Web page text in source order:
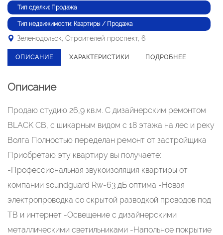
Тип сделки: Продажа
Тип недвижимости: Квартиры / Продажа
Зеленодольск, Строителей проспект, 6
ОПИСАНИЕ ХАРАКТЕРИСТИКИ ПОДРОБНЕЕ
Описание
Продаю студию 26,9 кв.м. С дизайнерским ремонтом
BLACK CB, с шикарным видом с 18 этажа на лес и реку
Волга Полностью переделан ремонт от застройщика
Приобретаю эту квартиру вы получаете:
-Профессиональная звукоизоляция квартиры от
компании soundguard Rw-63 дБ оптима -Новая
электропроводка со скрытой разводкой проводов под
ТВ и интернет -Освещение с дизайнерскими
металлическими светильниками -Напольное покрытие